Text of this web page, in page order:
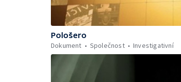
Pološero
Dokument
Společnost Investigativní